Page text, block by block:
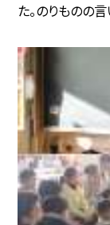
た。のりものの